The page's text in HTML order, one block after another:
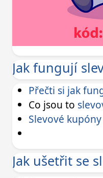
Jak fungují
Přečti si jak
Co jsou to
Slevové kupóny
Jak ušetřit se